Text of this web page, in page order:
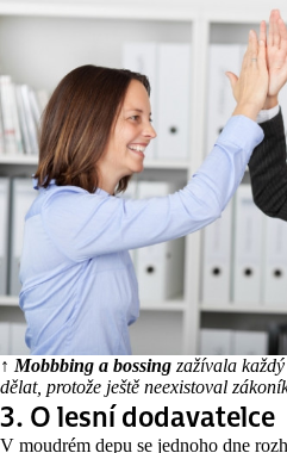
↑ Mobbbing a bossing zažívala
dělat, protože ještě neexistoval
3. O lesní dodavatelce
V moudrém depu se jednoho dne